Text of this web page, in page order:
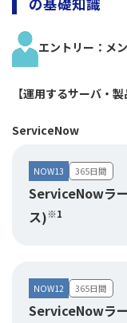
エントリー：メ
【運用するサーバ・
ServiceNow
NOW13
ServiceNowラ
ス)※1
365日間
NOW12
ServiceNowラ
365日間